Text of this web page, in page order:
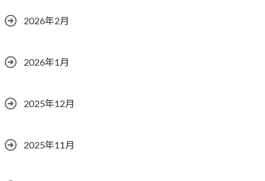
2026年2月
2026年1月
2025年12月
2025年11月